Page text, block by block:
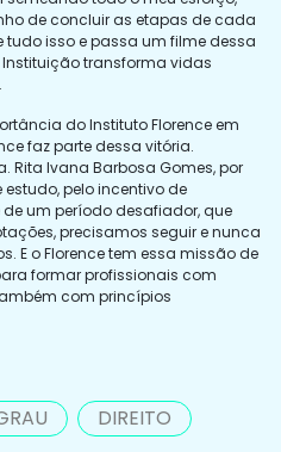
de concluir as etapas de cada
tudo isso e passa um filme dessa
transforma vidas
do Instituto Florence em
faz parte dessa vitória.
Rita Ivana Barbosa Gomes, por
pelo incentivo de
um período desafiador, que
precisamos seguir e nunca
E o Florence tem essa missão de
formar profissionais com
com princípios
DIREITO